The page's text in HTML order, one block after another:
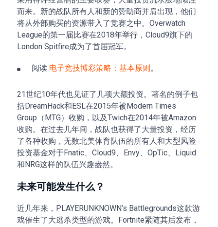
而来。新的战队所有人和新的赞助商并肩出现，他们
将从外部购买的资源带入了竞赛之中。Overwatch
League的第一届比赛在2018年举行，Cloud9旗下的
London Spitfire成为了首届冠军。
阅读 电子竞技博彩策略：基本原则 。
21世纪10年代也见证了几项大额投资。著名的例子包
括DreamHack和ESL在2015年被Modern Times
Group（MTG）收购，以及Twich在2014年被Amazon
收购。在过去几年间，战队也获得了大量投资，经历
了各种收购，无数北美体育队伍的所有人和大型风险
投资基金对于Fnatic、Cloud9、Envy、OpTic、Liquid
和NRG这样的队伍兴趣盎然。
未来可能发生什么？
近几年来，PLAYERUNKNOWN’s Battlegrounds这款游
戏催生了大逃杀类型的游戏。Fortnite紧随其后发布，